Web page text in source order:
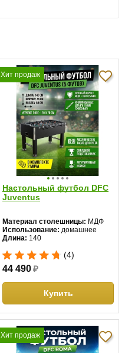
Хит продаж
Настольный футбол DFC
Juventus
Материал столешницы: МДФ
Использование: домашнее
Длина: 140
Высота:74 см (4)
44 490₽
Купить
Хит продаж